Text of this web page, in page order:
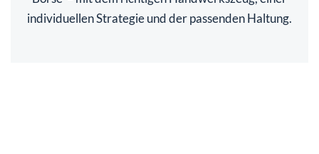
individuellen Strategie und der passenden Haltung.